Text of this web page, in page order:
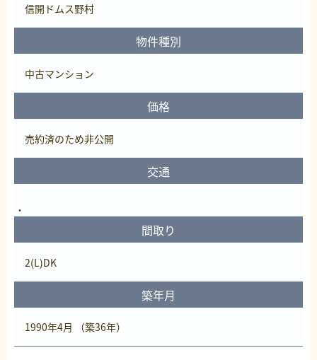
信開ドムス野村
物件種別
中古マンション
価格
売約済のため非公開
交通
間取り
2(L)DK
築年月
1990年4月 （築36年）